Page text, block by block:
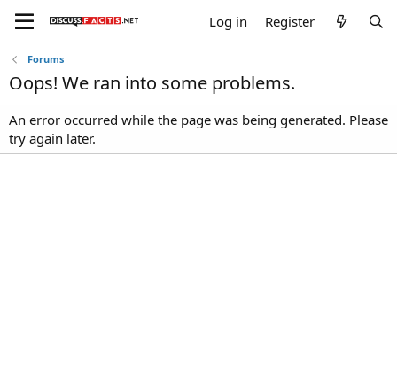
Log in Register
Forums
Oops! We ran into some problems.
An error occurred while the page was being generated. Please
try again later.